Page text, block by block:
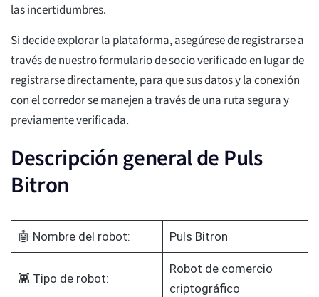
las incertidumbres.
Si decide explorar la plataforma, asegúrese de registrarse a
través de nuestro formulario de socio verificado en lugar de
registrarse directamente, para que sus datos y la conexión
con el corredor se manejen a través de una ruta segura y
previamente verificada.
Descripción general de Puls
Bitron
🤖 Nombre del robot: Puls Bitron
👾 Tipo de robot:
Robot de comercio
criptográfico